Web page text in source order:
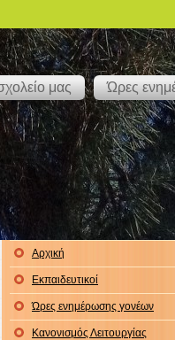
μας Ώρες
Αρχική
Εκπαιδευτικοί
Ώρες ενημέρωσης γονέων
Κανονισμός Λειτουργίας